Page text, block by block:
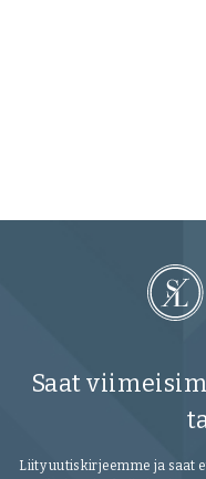
Saat
Liity uutiskirjeemme ja saat